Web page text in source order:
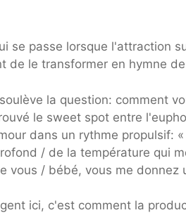
se passe lorsque l'attraction
de le transformer en hymne
la question: comment
le sweet spot entre
dans un rythme propulsif:
/ de la température qui
vous / bébé, vous me donnez
ici, c'est comment la